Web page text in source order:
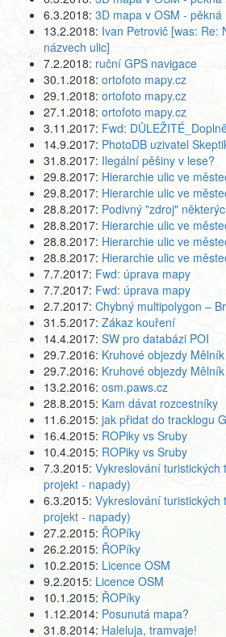
6.3.2018: 3D mapa v OSM -
13.2.2018: Ivan Petrovič [was: Re:
názvech ulic]
7.2.2018: ruční GPS navigace
30.1.2018: ortofoto mapy.cz
29.1.2018: ortofoto mapy.cz
27.1.2018: ortofoto mapy.cz
3.11.2017: Fwd:
14.9.2017: PhotoDB uzivatel
31.8.2017: Ilegální pěšiny v lese?
29.8.2017: Hierarchie ulic ve
29.8.2017: Hierarchie ulic ve
28.8.2017: Podivný "zdroj"
28.8.2017: Hierarchie ulic ve
28.8.2017: Hierarchie ulic ve
28.8.2017: Hierarchie ulic ve
7.7.2017: Fwd: úprava mapy
7.7.2017: Fwd: úprava mapy
2.7.2017: Chybný multipolygon –
31.5.2017: Zákaz kouření
14.4.2017: SW pro databázi POI
29.7.2016: Kruhové objezdy Mělník
29.7.2016: Kruhové objezdy Mělník
13.2.2016: osm.paws.cz
28.8.2015: Kam dávat rozcestníky
11.6.2015: jak přidat do tracklogu
16.4.2015: ROPiky vs Sruby
10.4.2015: ROPiky vs Sruby
7.3.2015: Vykreslování turistických
projekt - napady)
6.3.2015: Vykreslování turistických
projekt - napady)
27.2.2015: ŘOPíky
26.2.2015: ŘOPíky
10.2.2015: Licence OSM
9.2.2015: Licence OSM
10.1.2015: ŘOPíky
1.12.2014: Posunutá mapa?
31.8.2014: Haleluja, tramvaje!